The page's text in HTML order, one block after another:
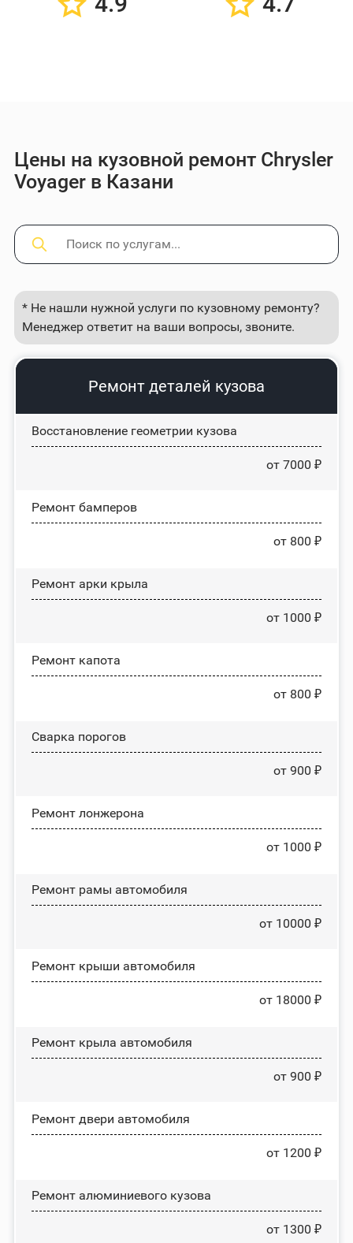
Цены на кузовной ремонт Chrysler
Voyager в Казани
* Не нашли нужной услуги по кузовному ремонту?
Менеджер ответит на ваши вопросы, звоните.
Ремонт деталей кузова
Восстановление геометрии кузова
от 7000 ₽
Ремонт бамперов
от 800 ₽
Ремонт арки крыла
от 1000 ₽
Ремонт капота
от 800 ₽
Сварка порогов
от 900 ₽
Ремонт лонжерона
от 1000 ₽
Ремонт рамы автомобиля
от 10000 ₽
Ремонт крыши автомобиля
от 18000 ₽
Ремонт крыла автомобиля
от 900 ₽
Ремонт двери автомобиля
от 1200 ₽
Ремонт алюминиевого кузова
от 1300 ₽